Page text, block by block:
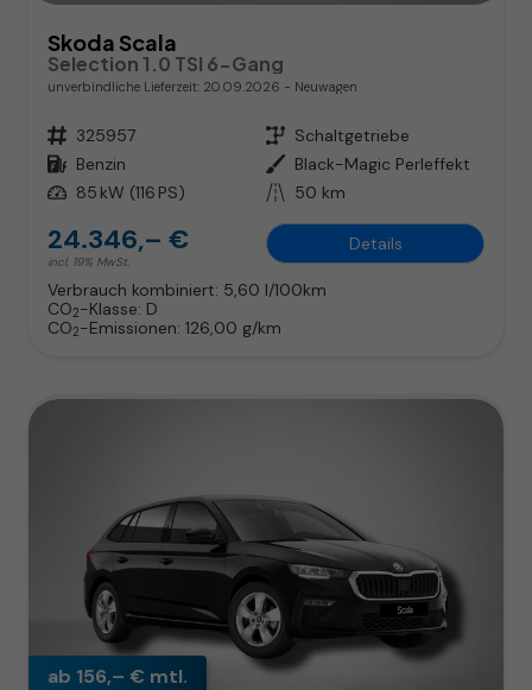
Skoda Scala
Selection 1.0 TSI 6-Gang
unverbindliche Lieferzeit: 20.09.2026 Neuwagen
Fahrzeugnr. 325957 Getriebe Schaltgetriebe
Kraftstoff Benzin Außenfarbe Black-Magic Perleffekt
Leistung 85 kW (116 PS) Kilometerstand 50 km
24.346,– €
incl. 19% MwSt.
Details
Verbrauch kombiniert: 5,60 l/100km
CO2-Klasse: D
CO2-Emissionen: 126,00 g/km
ab 156,– € mtl.